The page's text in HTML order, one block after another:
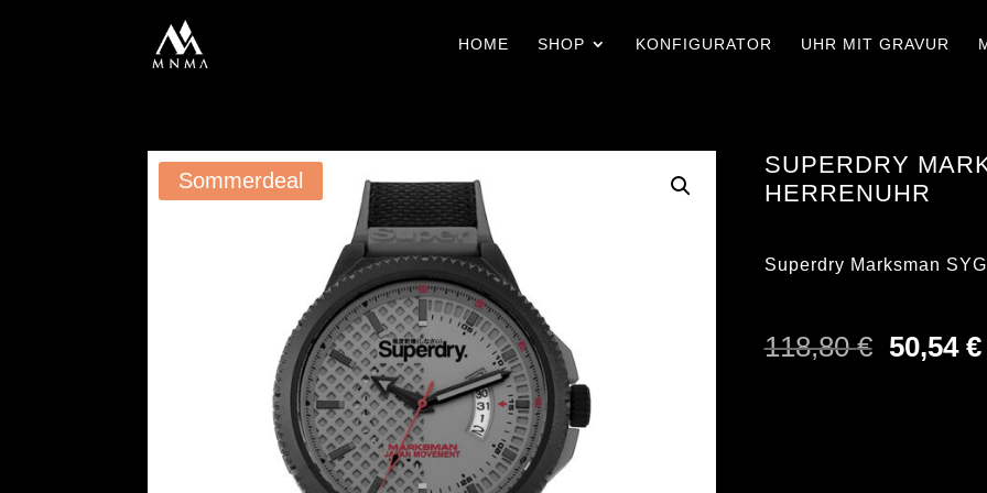
HOME SHOP KONFIGURATOR UHR MIT GRAVUR
Sommerdeal
SUPERDRY
HERRENUHR
Superdry Marksman
118,80€
Preis
50,54 €